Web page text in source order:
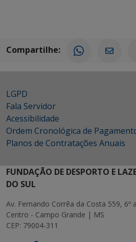
Compartilhe:
LGPD
Fala Servidor
Acessibilidade
Ordem Cronológica de
Planos de Contratações Anuais
FUNDAÇÃO DE DESPORTO E
DO SUL
Av. Fernando Corrêa da Costa 559, 6º
Centro - Campo Grande | MS
CEP: 79004-311